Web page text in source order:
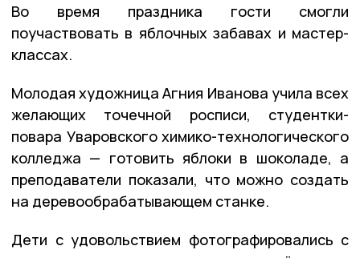
Во время праздника гости смогли
поучаствовать в яблочных забавах и мастер-
классах.
Молодая художница Агния Иванова учила всех
желающих точечной росписи, студентки-
повара Уваровского химико-технологического
колледжа — готовить яблоки в шоколаде, а
преподаватели показали, что можно создать
на деревообрабатывающем станке.
Дети с удовольствием фотографировались с